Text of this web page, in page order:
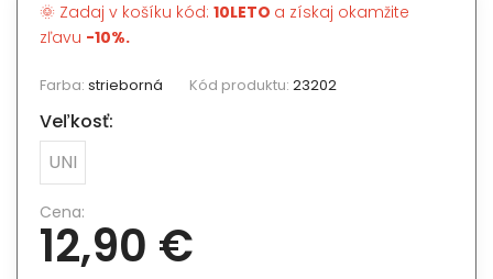
🌞 Zadaj v košíku kód: 10LETO a získaj okamžite
zľavu -10%.
Farba: strieborná Kód produktu: 23202
Veľkosť:
UNI
Cena:
12,90 €